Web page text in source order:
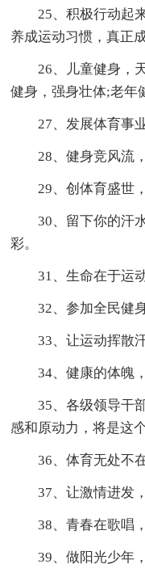
25、积极行动起
养成运动习惯，真正
26、儿童健身，
健身，强身壮体;老年
27、发展体育事
28、健身竞风流
29、创体育盛世
30、留下你的汗
彩。
31、生命在于运
32、参加全民健
33、让运动挥散
34、健康的体魄
35、各级领导干
感和原动力，将是这
36、体育无处不
37、让激情进发
38、青春在歌唱
39、做阳光少年